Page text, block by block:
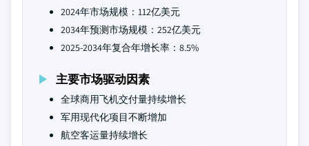
2024年市场规模：112亿美元
2034年预测市场规模：252亿美元
2025-2034年复合年增长率：8.5%
主要市场驱动因素
全球商用飞机交付量持续增长
军用现代化项目不断增加
航空客运量持续增长